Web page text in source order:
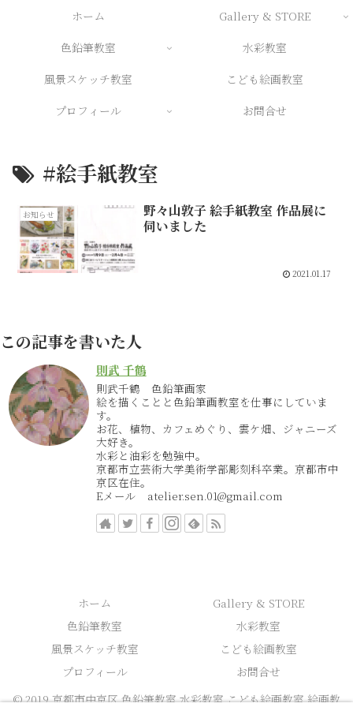
ホーム
Gallery & STORE
色鉛筆教室
水彩教室
風景スケッチ教室
こども絵画教室
プロフィール
お問合せ
#絵手紙教室
お知らせ
野々山敦子 絵手紙教室 作品展に
伺いました
2021.01.17
この記事を書いた人
則武 千鶴
則武千鶴 色鉛筆画家
絵を描くことと色鉛筆画教室を仕事にしていま
す。
お花、植物、カフェめぐり、雲ケ畑、ジャニーズ
大好き。
水彩と油彩を勉強中。
京都市立芸術大学美術学部彫刻科卒業。京都市中
京区在住。
Eメール atelier.sen.01@gmail.com
ホーム
Gallery & STORE
色鉛筆教室
水彩教室
風景スケッチ教室
こども絵画教室
プロフィール
お問合せ
© 2019 京都市中京区 色鉛筆教室 水彩教室 こども絵画教室 絵画教